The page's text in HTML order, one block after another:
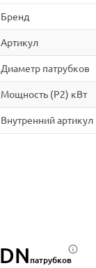
Бренд
Артикул
Диаметр патрубков
Мощность (P2) кВт
Внутренний артикул
DN патрубков